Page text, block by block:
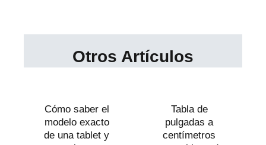
Otros Artículos
Cómo saber el
modelo exacto
de una tablet y
Tabla de
pulgadas a
centímetros